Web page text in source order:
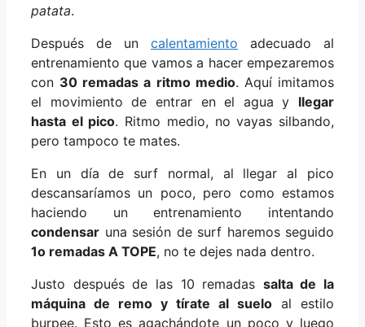
patata.
Después de un calentamiento adecuado al
entrenamiento que vamos a hacer empezaremos
con 30 remadas a ritmo medio. Aquí imitamos
el movimiento de entrar en el agua y llegar
hasta el pico. Ritmo medio, no vayas silbando,
pero tampoco te mates.
En un día de surf normal, al llegar al pico
descansaríamos un poco, pero como estamos
haciendo un entrenamiento intentando
condensar una sesión de surf haremos seguido
1o remadas A TOPE, no te dejes nada dentro.
Justo después de las 10 remadas salta de la
máquina de remo y tírate al suelo al estilo
burpee. Esto es agachándote un poco y luego